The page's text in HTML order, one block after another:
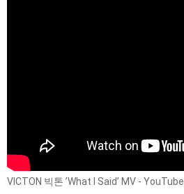
VICTON 빅톤 ’What I Said’ MV - YouTube